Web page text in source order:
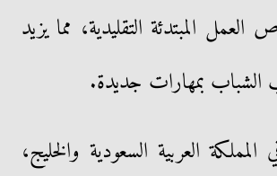
المبتدئة التقليدية، مما يزيد
الشباب بمهارات جديدة.
العربية السعودية والخليج،